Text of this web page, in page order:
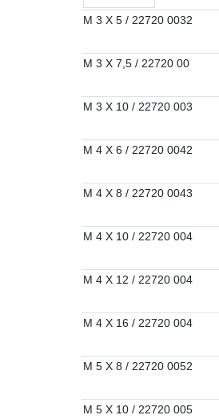
M 3 X 5 / 22720 0032
M 3 X 7,5 / 22720 00
M 3 X 10 / 22720 003
M 4 X 6 / 22720 0042
M 4 X 8 / 22720 0043
M 4 X 10 / 22720 004
M 4 X 12 / 22720 004
M 4 X 16 / 22720 004
M 5 X 8 / 22720 0052
M 5 X 10 / 22720 005